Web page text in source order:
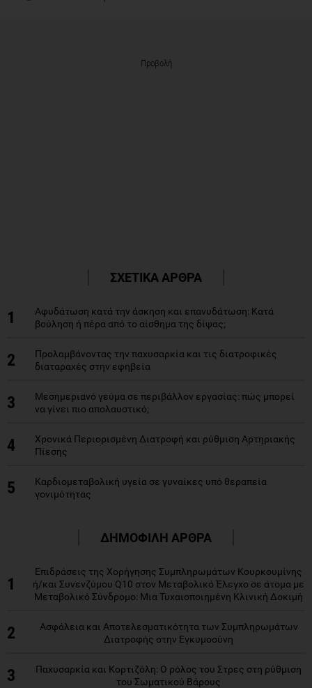
Προβολή
ΣΧΕΤΙΚΑ ΑΡΘΡΑ
1
Αφυδάτωση κατά την άσκηση και επανυδάτωση: Κατά
βούληση ή πέρα από το αίσθημα της δίψας;
2
Προλαμβάνοντας την παχυσαρκία και τις διατροφικές
διαταραχές στην εφηβεία
3
Μεσημεριανό γεύμα σε περιβάλλον εργασίας: πώς μπορεί
να γίνει πιο απολαυστικό;
4
Χρονικά Περιορισμένη Διατροφή και ρύθμιση Αρτηριακής
Πίεσης
5
Καρδιομεταβολική υγεία σε γυναίκες υπό θεραπεία
γονιμότητας
ΔΗΜΟΦΙΛΗ ΑΡΘΡΑ
1
Επιδράσεις της Χορήγησης Συμπληρωμάτων Κουρκουμίνης
ή/και Συνενζύμου Q10 στον Μεταβολικό Έλεγχο σε άτομα με
Μεταβολικό Σύνδρομο: Μια Τυχαιοποιημένη Κλινική Δοκιμή
2
Ασφάλεια και Αποτελεσματικότητα των Συμπληρωμάτων
Διατροφής στην Εγκυμοσύνη
3
Παχυσαρκία και Κορτιζόλη: Ο ρόλος του Στρες στη ρύθμιση
του Σωματικού Βάρους